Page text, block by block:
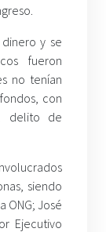
y se
fueron
no tenían
con
delito de
siendo
ONG; José
Ejecutivo